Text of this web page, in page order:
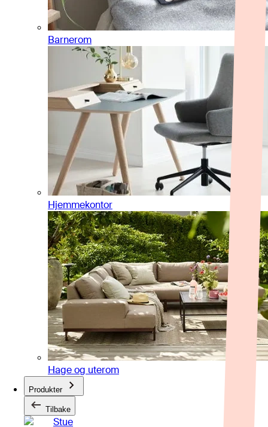
Barnerom
Hjemmekontor
Hage og uterom
Produkter
Tilbake
Stue